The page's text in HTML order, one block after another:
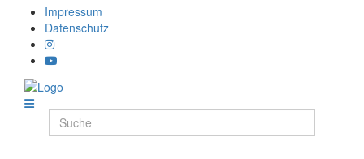
Impressum
Datenschutz